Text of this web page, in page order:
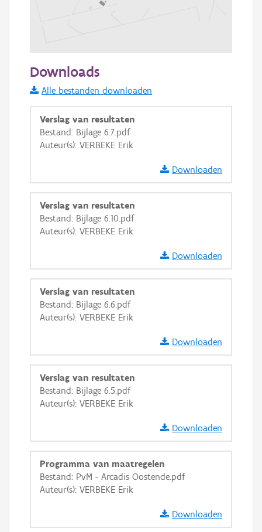
Informatie Vlaanderen
i
+ −
Basis Lagen
Ortho
GRB-Basiskaart
GRB-Basiskaart in grijswaarden
Downloads
Alle bestanden downloaden
Verslag van resultaten
Bestand: Bijlage 6.7.pdf
Auteur(s): VERBEKE Erik
Downloaden
Verslag van resultaten
Bestand: Bijlage 6.10.pdf
Auteur(s): VERBEKE Erik
Downloaden
Verslag van resultaten
Bestand: Bijlage 6.6.pdf
Auteur(s): VERBEKE Erik
Downloaden
Verslag van resultaten
Bestand: Bijlage 6.5.pdf
Auteur(s): VERBEKE Erik
Downloaden
Programma van maatregelen
Bestand: PvM - Arcadis Oostende.pdf
Auteur(s): VERBEKE Erik
Downloaden